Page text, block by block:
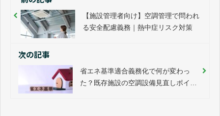
ーション」の進め方や導入効果をま
るごと紹介しています。